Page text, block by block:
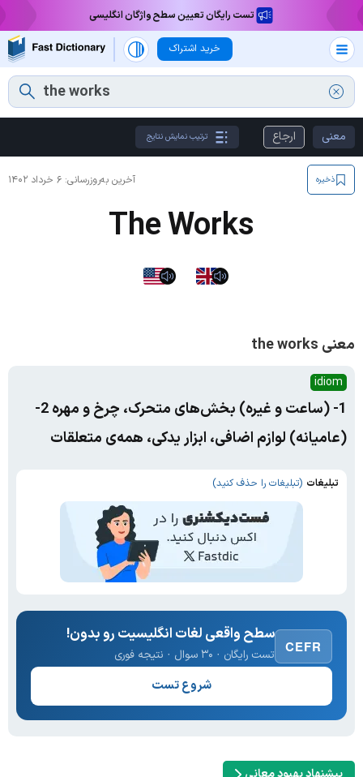
تست رایگان تعیین سطح واژگان انگلیسی
خرید اشتراک
معنی ارجاع ترتیب نمایش نتایج
آخرین به‌روزرسانی: ۶ خرداد ۱۴۰۲ ذخیره
The Works
معنی the works
idiom
1- (ساعت و غیره) بخش‌های متحرک، چرخ و مهره 2-
(عامیانه) لوازم اضافی، ابزار یدکی، همه‌ی متعلقات
تبلیغات (تبلیغات را حذف کنید)
CEFR
سطح واقعی لغات انگلیسیت رو بدون!
تست رایگان · ۳۰ سوال · نتیجه فوری
شروع تست